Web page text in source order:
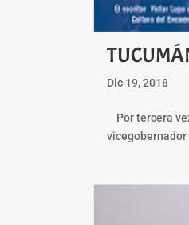
Dic 19, 2018
Por tercera